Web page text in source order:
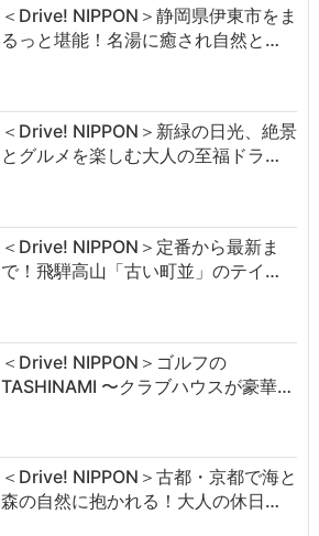
＜Drive! NIPPON＞静岡県伊東市をま
るっと堪能！名湯に癒され自然と…
＜Drive! NIPPON＞新緑の日光、絶景
とグルメを楽しむ大人の至福ドラ…
＜Drive! NIPPON＞定番から最新ま
で！飛騨高山「古い町並」のテイ…
＜Drive! NIPPON＞ゴルフの
TASHINAMI 〜クラブハウスが豪華…
＜Drive! NIPPON＞古都・京都で海と
森の自然に抱かれる！大人の休日…